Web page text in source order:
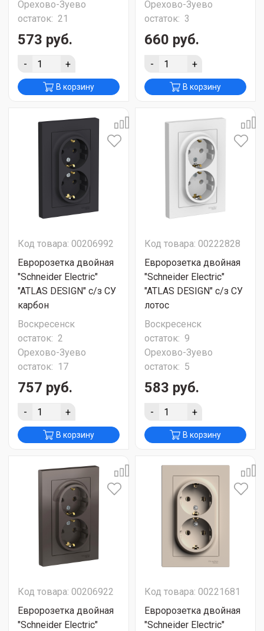
Орехово-Зуево
остаток: 21
573 руб.
- +
В корзину
Орехово-Зуево
остаток: 3
660 руб.
- +
В корзину
Код товара: 00206992
Евророзетка двойная
"Schneider Electric"
"ATLAS DESIGN" с/з СУ
карбон
Воскресенск
остаток: 2
Орехово-Зуево
остаток: 17
757 руб.
- +
В корзину
Код товара: 00222828
Евророзетка двойная
"Schneider Electric"
"ATLAS DESIGN" с/з СУ
лотос
Воскресенск
остаток: 9
Орехово-Зуево
остаток: 5
583 руб.
- +
В корзину
Код товара: 00206922
Евророзетка двойная
"Schneider Electric"
Код товара: 00221681
Евророзетка двойная
"Schneider Electric"